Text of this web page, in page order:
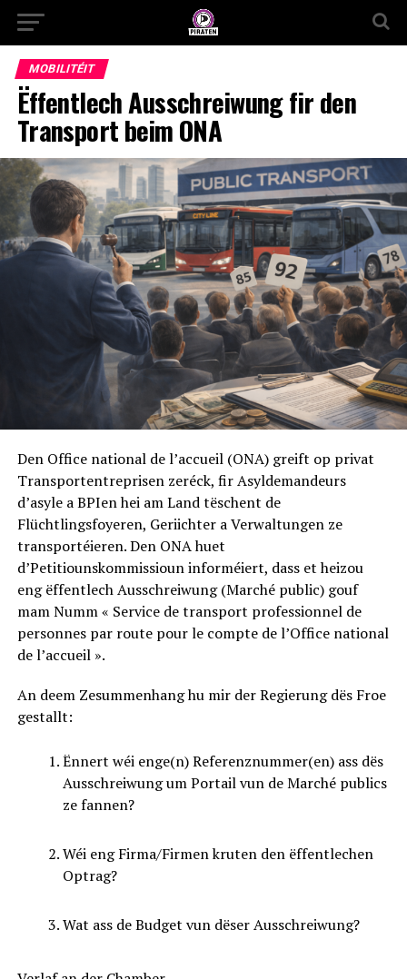
MOBILITÉIT
Ëffentlech Ausschreiwung fir den
Transport beim ONA
Den Office national de l’accueil (ONA) greift op privat
Transportentreprisen zeréck, fir Asyldemandeurs
d’asyle a BPIen hei am Land tëschent de
Flüchtlingsfoyeren, Geriichter a Verwaltungen ze
transportéieren. Den ONA huet
d’Petitiounskommissioun informéiert, dass et heizou
eng ëffentlech Ausschreiwung (Marché public) gouf
mam Numm « Service de transport professionnel de
personnes par route pour le compte de l’Office national
de l’accueil ».
An deem Zesummenhang hu mir der Regierung dës Froe
gestallt:
Ënnert wéi enge(n) Referenznummer(en) ass dës
Ausschreiwung um Portail vun de Marché publics
ze fannen?
Wéi eng Firma/Firmen kruten den ëffentlechen
Optrag?
Wat ass de Budget vun dëser Ausschreiwung?